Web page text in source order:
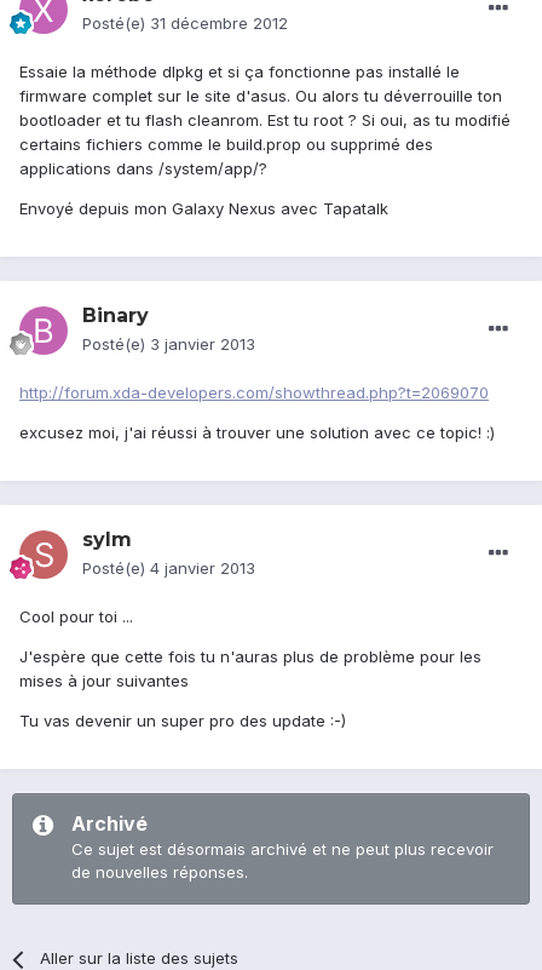
Posté(e) 31 décembre 2012
Essaie la méthode dlpkg et si ça fonctionne pas installé le
firmware complet sur le site d'asus. Ou alors tu déverrouille ton
bootloader et tu flash cleanrom. Est tu root ? Si oui, as tu modifié
certains fichiers comme le build.prop ou supprimé des
applications dans /system/app/?
Envoyé depuis mon Galaxy Nexus avec Tapatalk
Binary
Posté(e) 3 janvier 2013
http://forum.xda-developers.com/showthread.php?t=2069070
excusez moi, j'ai réussi à trouver une solution avec ce topic! :)
sylm
Posté(e) 4 janvier 2013
Cool pour toi ...
J'espère que cette fois tu n'auras plus de problème pour les
mises à jour suivantes
Tu vas devenir un super pro des update :-)
Archivé
Ce sujet est désormais archivé et ne peut plus recevoir
de nouvelles réponses.
Aller sur la liste des sujets